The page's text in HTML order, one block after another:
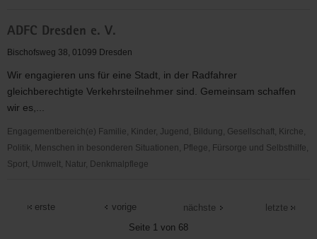
Rennrodel,
Skeleton
Bobsport
des
Dresdner
SC
1898
e.V.
ADFC Dresden e. V.
Bischofsweg 38, 01099 Dresden
Wir engagieren uns für eine Stadt, in der Radfahrer
gleichberechtigte Verkehrsteilnehmer sind. Gemeinsam schaffen
wir es,...
Engagementbereich(e) Familie, Kinder, Jugend, Bildung, Gesellschaft, Kirche,
Politik, Menschen in besonderen Situationen, Pflege, Fürsorge und Selbsthilfe,
Sport, Umwelt, Natur, Denkmalpflege
erste
vorige
Seite 1 von 68
nächste letzte